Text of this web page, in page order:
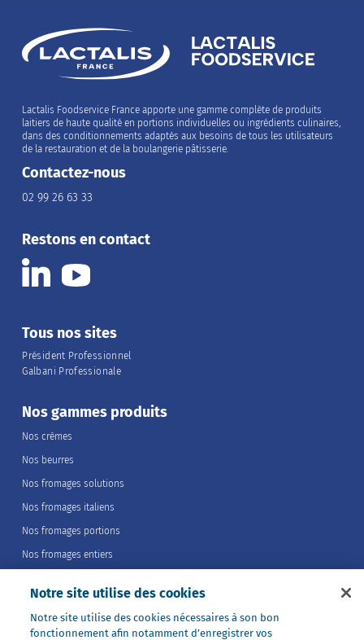
Lactalis Foodservice France apporte une gamme complète de produits
laitiers de haute qualité en portions individuelles ou ingrédients culinaires,
dans des conditionnements adaptés aux besoins de tous les utilisateurs
de la restauration et de la boulangerie pâtisserie.
Contactez-nous
02 99 26 63 33
Restons en contact
Tous nos sites
Président Professionnel
Galbani Professionale
Nos gammes produits
Nos crèmes
Nos beurres
Nos fromages solutions
Nos fromages italiens
Nos fromages portions
Nos fromages entiers
Nos laits
Notre site utilise des cookies
Notre site utilise des cookies nécessaires à son bon
fonctionnement afin notamment d’enregistrer vos